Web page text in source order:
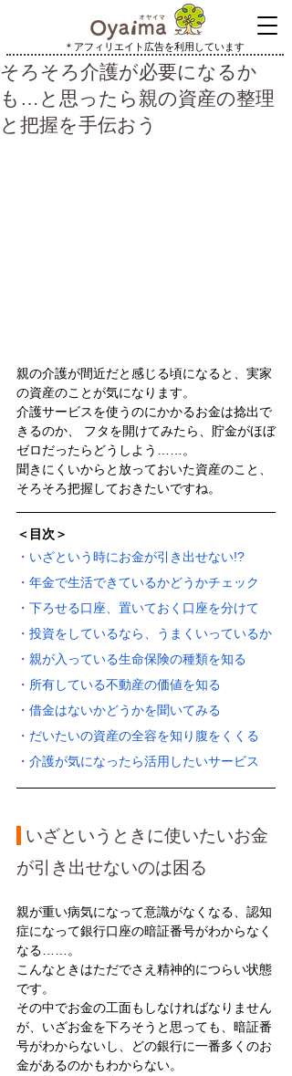
＊アフィリエイト広告を利用しています
そろそろ介護が必要になるか
も…と思ったら親の資産の整理
と把握を手伝おう
親の介護が間近だと感じる頃になると、実家
の資産のことが気になります。
介護サービスを使うのにかかるお金は捻出で
きるのか、 フタを開けてみたら、貯金がほぼ
ゼロだったらどうしよう……。
聞きにくいからと放っておいた資産のこと、
そろそろ把握しておきたいですね。
＜目次＞
・いざという時にお金が引き出せない!?
・年金で生活できているかどうかチェック
・下ろせる口座、置いておく口座を分けて
・投資をしているなら、うまくいっているか
・親が入っている生命保険の種類を知る
・所有している不動産の価値を知る
・借金はないかどうかを聞いてみる
・だいたいの資産の全容を知り腹をくくる
・介護が気になったら活用したいサービス
いざというときに使いたいお金
が引き出せないのは困る
親が重い病気になって意識がなくなる、認知
症になって銀行口座の暗証番号がわからなく
なる……。
こんなときはただでさえ精神的につらい状態
です。
その中でお金の工面もしなければなりません
が、いざお金を下ろそうと思っても、暗証番
号がわからないし、どの銀行に一番多くのお
金があるのかもわからない。